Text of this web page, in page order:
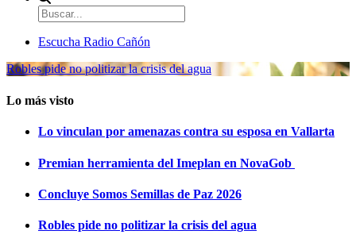
Escucha Radio Cañón
Robles pide no politizar la crisis del agua
Lo más visto
Lo vinculan por amenazas contra su esposa en Vallarta
Premian herramienta del Imeplan en NovaGob
Concluye Somos Semillas de Paz 2026
Robles pide no politizar la crisis del agua